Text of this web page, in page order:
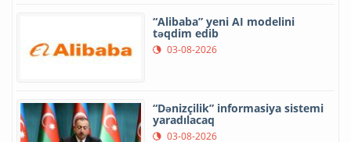
“Alibaba” yeni AI modelini
təqdim edib
03-08-2026
“Dənizçilik” informasiya sistemi
yaradılacaq
03-08-2026